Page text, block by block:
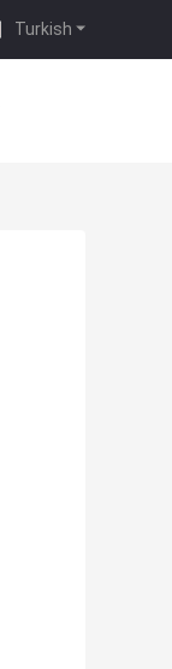
Turkish